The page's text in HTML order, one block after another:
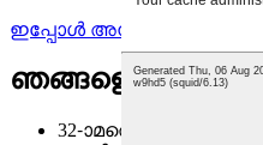
ഇപ്പോൾ അന്വേഷണം
ഞങ്ങളെ
32-ാമത്തെ കെട്ടിടം,